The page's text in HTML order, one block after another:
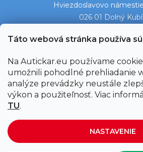
Táto webová stránka používa
Na Autickar.eu používame
umožnili pohodlné prehliadanie
analýze prevádzky neustále
výkon a použiteľnosť. Viac
TU.
NASTAVENIE
Hviezdoslavovo
026 01 Dolný
Ukázať na